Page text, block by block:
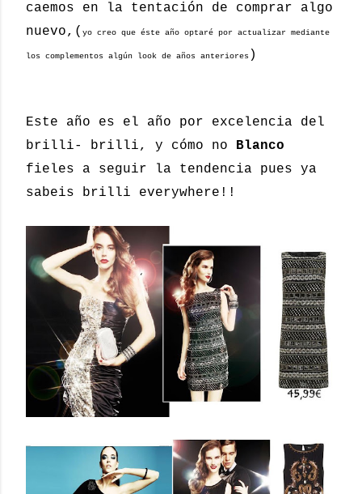
caemos en la tentación de comprar algo
nuevo,( yo creo que éste año optaré por actualizar mediante
los complementos algún look de años anteriores )
Este año es el año por excelencia del
brilli- brilli, y cómo no Blanco
fieles a seguir la tendencia pues ya
sabeis brilli everywhere!!